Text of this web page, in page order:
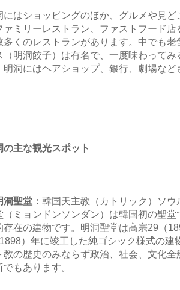
にはショッピングのほか、グルメや見
ァミリーレストラン、ファストフード
多くのレストランがあります。中でも
（明洞餃子）は有名で、一度味わって
明洞にはヘアショップ、銀行、劇場な
の主な観光スポット
洞聖堂： 韓国天主教（カトリック）ソ
（ミョンドンソンダン）は韓国初の聖
存在の建物です。明洞聖堂は高宗29（
）年に竣工した純ゴシック様式の建
教の歴史のみならず政治、社会、文化
でもあります。